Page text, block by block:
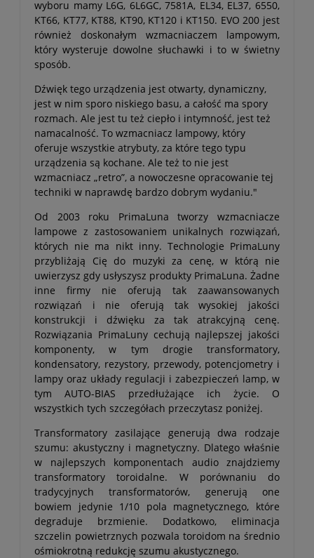
wyboru mamy L6G, 6L6GC, 7581A, EL34, EL37, 6550,
KT66, KT77, KT88, KT90, KT120 i KT150. EVO 200 jest
również doskonałym wzmacniaczem lampowym,
który wysteruje dowolne słuchawki i to w świetny
sposób.
Dźwięk tego urządzenia jest otwarty, dynamiczny,
jest w nim sporo niskiego basu, a całość ma spory
rozmach. Ale jest tu też ciepło i intymność, jest też
namacalność. To wzmacniacz lampowy, który
oferuje wszystkie atrybuty, za które tego typu
urządzenia są kochane. Ale też to nie jest
wzmacniacz „retro”, a nowoczesne opracowanie tej
techniki w naprawdę bardzo dobrym wydaniu."
Od 2003 roku PrimaLuna tworzy wzmacniacze
lampowe z zastosowaniem unikalnych rozwiązań,
których nie ma nikt inny. Technologie PrimaLuny
przybliżają Cię do muzyki za cenę, w którą nie
uwierzysz gdy usłyszysz produkty PrimaLuna. Żadne
inne firmy nie oferują tak zaawansowanych
rozwiązań i nie oferują tak wysokiej jakości
konstrukcji i dźwięku za tak atrakcyjną cenę.
Rozwiązania PrimaLuny cechują najlepszej jakości
komponenty, w tym drogie transformatory,
kondensatory, rezystory, przewody, potencjometry i
lampy oraz układy regulacji i zabezpieczeń lamp, w
tym AUTO-BIAS przedłużające ich życie. O
wszystkich tych szczegółach przeczytasz poniżej.
Transformatory zasilające generują dwa rodzaje
szumu: akustyczny i magnetyczny. Dlatego właśnie
w najlepszych komponentach audio znajdziemy
transformatory toroidalne. W porównaniu do
tradycyjnych transformatorów, generują one
bowiem jedynie 1/10 pola magnetycznego, które
degraduje brzmienie. Dodatkowo, eliminacja
szczelin powietrznych pozwala toroidom na średnio
ośmiokrotną redukcję szumu akustycznego.